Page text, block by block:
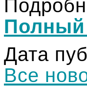
Полный
Дата
Все